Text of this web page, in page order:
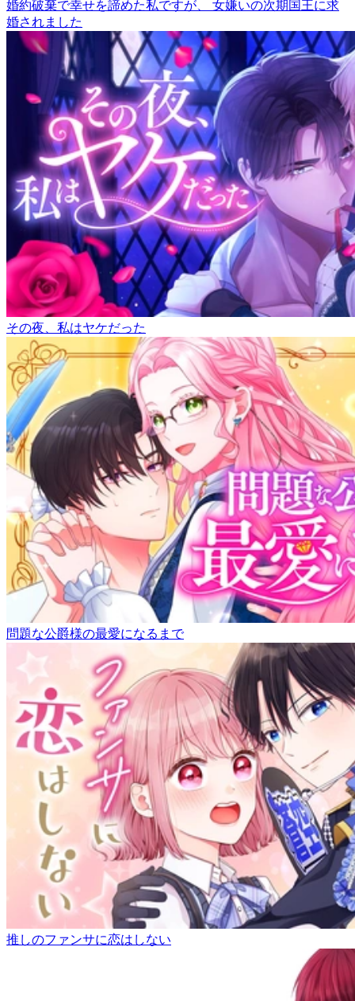
婚約破棄で幸せを諦めた私ですが、 女嫌いの次期国王に求
婚されました
その夜、私はヤケだった
問題な公爵様の最愛になるまで
推しのファンサに恋はしない